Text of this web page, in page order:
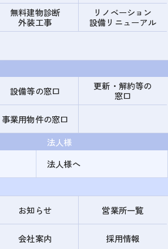
無料建物診断
外装工事
リノベーション
設備リニューアル
設備等の窓口
更新・解約等の
窓口
事業用物件の窓口
法人様
法人様へ
お知らせ 営業所一覧
会社案内 採用情報